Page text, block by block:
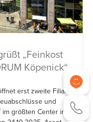
„Feinkost
Köpenick“
erst zweite Filiale
und
größten Center im